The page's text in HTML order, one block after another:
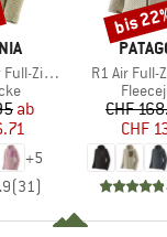
Hoody
Preis
ab
+5
(31 )
MARKE
Artikel
R1 Air Full-
CHF
CHF
Rabatt
bis